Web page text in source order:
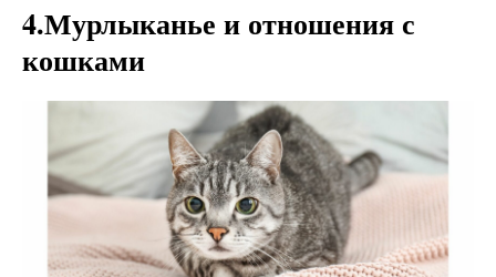
4.Мурлыканье и отношения с
кошками